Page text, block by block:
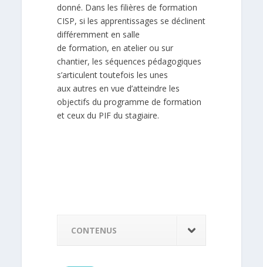
donné. Dans les filières de formation
CISP, si les apprentissages se déclinent
différemment en salle
de formation, en atelier ou sur
chantier, les séquences pédagogiques
s’articulent toutefois les unes
aux autres en vue d’atteindre les
objectifs du programme de formation
et ceux du PIF du stagiaire.
CONTENUS